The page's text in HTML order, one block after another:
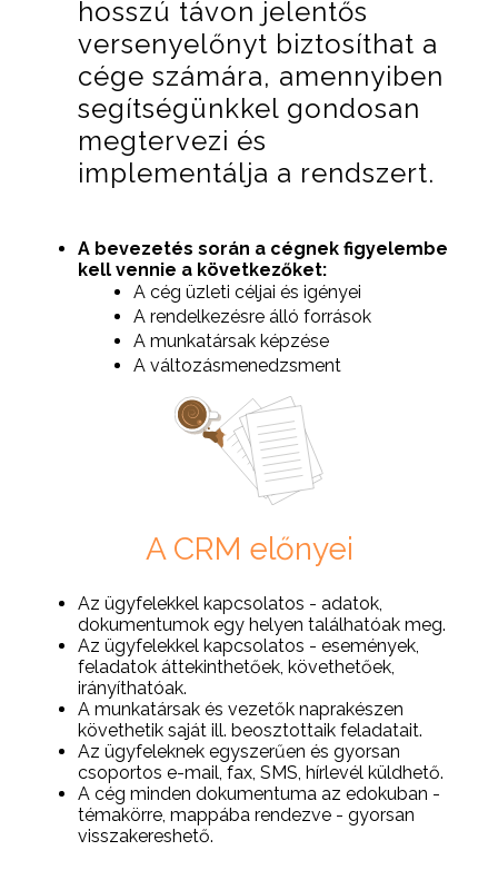
hosszú távon jelentős
versenyelőnyt biztosíthat a
cége számára, amennyiben
segítségünkkel gondosan
megtervezi és
implementálja a rendszert.
A bevezetés során a cégnek figyelembe
kell vennie a következőket:
A cég üzleti céljai és igényei
A rendelkezésre álló források
A munkatársak képzése
A változásmenedzsment
A CRM előnyei
Az ügyfelekkel kapcsolatos - adatok,
dokumentumok egy helyen találhatóak meg.
Az ügyfelekkel kapcsolatos - események,
feladatok áttekinthetőek, követhetőek,
irányíthatóak.
A munkatársak és vezetők naprakészen
követhetik saját ill. beosztottaik feladatait.
Az ügyfeleknek egyszerűen és gyorsan
csoportos e-mail, fax, SMS, hírlevél küldhető.
A cég minden dokumentuma az edokuban -
témakörre, mappába rendezve - gyorsan
visszakereshető.